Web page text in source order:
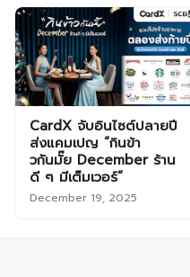
CardX จับอินไซต์ปลายปี
ส่งแคมเปญ “กินข้า
วกันมั๊ย December ร้าน
ดี ๆ มีเต็มเวอร์”
December 19, 2025